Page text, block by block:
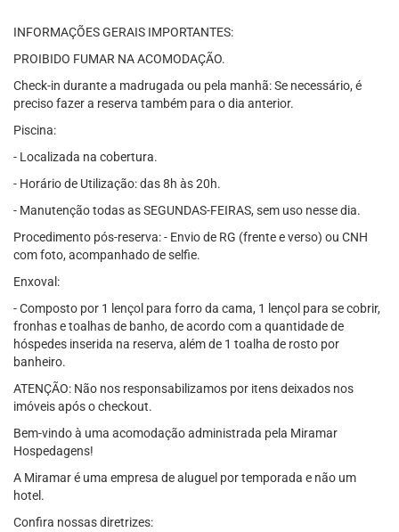
INFORMAÇÕES GERAIS IMPORTANTES:
PROIBIDO FUMAR NA ACOMODAÇÃO.
Check-in durante a madrugada ou pela manhã: Se necessário, é
preciso fazer a reserva também para o dia anterior.
Piscina:
- Localizada na cobertura.
- Horário de Utilização: das 8h às 20h.
- Manutenção todas as SEGUNDAS-FEIRAS, sem uso nesse dia.
Procedimento pós-reserva: - Envio de RG (frente e verso) ou CNH
com foto, acompanhado de selfie.
Enxoval:
- Composto por 1 lençol para forro da cama, 1 lençol para se cobrir,
fronhas e toalhas de banho, de acordo com a quantidade de
hóspedes inserida na reserva, além de 1 toalha de rosto por
banheiro.
ATENÇÃO: Não nos responsabilizamos por itens deixados nos
imóveis após o checkout.
Bem-vindo à uma acomodação administrada pela Miramar
Hospedagens!
A Miramar é uma empresa de aluguel por temporada e não um
hotel.
Confira nossas diretrizes: